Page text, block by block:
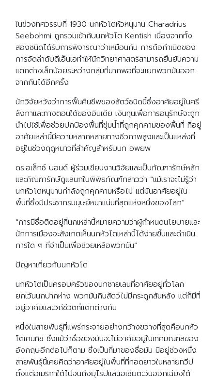
ในช่วงทศวรรษที่ 1930 นกหัวโตหัวหนุมาน Charadrius
Seebohmi ถูกรวมเข้ากับนกหัวโต Kentish เนื่องจากทั้ง
สองชนิดได้รับการพิจารณาว่าเหมือนกัน การถือกำเนิดของ
การจัดลำดับดีเอ็นเอทำให้นักวิทยาศาสตร์สามารถยืนยันความ
แตกต่างเล็กน้อยระหว่างกลุ่มที่มากพอที่จะแยกพวกมันออก
จากกันได้อีกครั้ง
นักวิจัยหวังว่าการฟื้นคืนชีพของสัตว์ชนิดนี้ซึ่งอาศัยอยู่ในศรี
ลังกาและทางตอนใต้ของอินเดีย เงินทุนเพื่อการอนุรักษ์จะถูก
นำไปใช้เพื่อช่วยปกป้องพื้นที่ชุ่มน้ำที่ถูกคุกคามของพื้นที่ ที่อยู่
อาศัยเหล่านี้มีความหลากหลายทางชีวภาพสูงและเป็นแหล่งที่
อยู่ในช่วงฤดูหนาวที่สำคัญสำหรับนก อพยพ
ดร.อเล็กซ์ บอนด์ ผู้ร่วมเขียนงานวิจัยและเป็นภัณฑารักษ์หลัก
และภัณฑารักษ์ดูแลนกในพิพิธภัณฑ์กล่าวว่า “แม้เราจะไม่รู้ว่า
นกหัวโตหนุมานกำลังถูกคุกคามหรือไม่ แต่มันอาศัยอยู่ใน
พื้นที่ซึ่งมีประชากรมนุษย์หนาแน่นที่สุดแห่งหนึ่งของโลก”
“การมีชื่อติดอยู่ที่นกเหล่านี้หมายความว่าผู้กำหนดนโยบายและ
นักการเมืองจะสังเกตเห็นนกหัวโตเหล่านี้ได้ง่ายขึ้นและดำเนิน
การใด ๆ ที่จำเป็นเพื่อช่วยเหลือพวกมัน”
ปัญหาเกี่ยวกับนกหัวโต
นกหัวโตเป็นครอบครัวของนกชายเลนที่อาศัยอยู่ทั่วโลก
ยกเว้นนกปากห่าง พวกมันกินสัตว์ไม่มีกระดูกสันหลัง แต่ก็มีที่
อยู่อาศัยและวิถีชีวิตที่แตกต่างกัน
หนึ่งในสายพันธุ์ที่แพร่กระจายอย่างกว้างขวางที่สุดคือนกหัว
โตเคนทิช ซึ่งแม้ว่าชื่อของมันจะไม่อาศัยอยู่ในเทศมณฑลของ
อังกฤษอีกต่อไปก็ตาม ซึ่งเป็นที่มาของชื่อมัน มีอยู่ช่วงหนึ่ง
สายพันธุ์นี้เคยคิดว่าอาศัยอยู่ในพื้นที่ที่ทอดยาวในหลายทวีป
ตั้งแต่อเมริกาใต้ไปจนถึงยุโรปและเอเชียตะวันออกเฉียงใต้